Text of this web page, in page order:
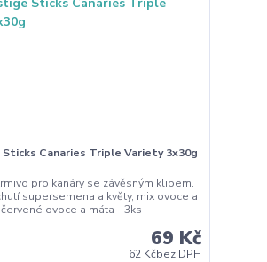
Canaries Triple Variety 3x30g
pro kanáry se závěsným klipem.
supersemena a květy, mix ovoce a
ovoce a máta - 3ks
69 Kč
62 Kčbez DPH